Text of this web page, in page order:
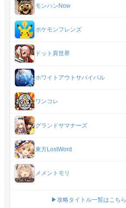
モンハンNow
ポケモンフレンズ
ドット異世界
ホワイトアウトサバイバル
ワンコレ
グランドサマナーズ
東方LostWord
メメントモリ
▶攻略タイトル一覧はこちら